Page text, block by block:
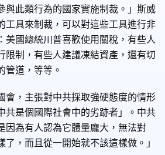
與此類行為的國家實施制裁。」斯威
工具來制裁，可以對這些工具進行非
美國總統川普喜歡使用關稅，有些人
限制，有些人建議凍結資產，還有切
管道，等等。
會，主張對中共採取強硬態度的情形
共是個國際社會中的劣跡者」。中共
因為有人認為它體量龐大，無法對
，而且從一開始就不該這樣做。」